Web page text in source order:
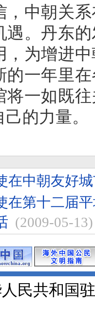
，中朝关
遇。丹东
，为增进
的一年里
将一如既
的力量。
在中朝友好
在第十二届
(2009-05-13)
民共和国